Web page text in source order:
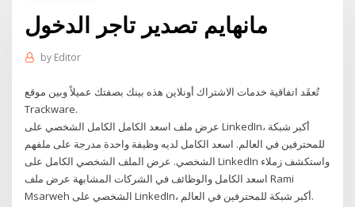
مانهايم تصدير تاجر الدخول
by Editor
تُعقَد اتفاقية خدمات الاشتراك أونلاين هذه بينك بصفتك عميلاً وبين موقع
Trасkwаrе.
عرض ملف اسعد الكامل الكامل الشخصي على LinkedIn، أكبر شبكة
للمحترفين في العالم. اسعد الكامل لديه وظيفة واحدة مدرجة على ملفهم
الشخصي. عرض الملف الشخصي الكامل على LinkedIn واستكشف زملاء
اسعد الكامل والوظائف في الشركات المشابهة عرض ملف Rami
Msarweh الشخصي على LinkedIn، أكبر شبكة للمحترفين في العالم.